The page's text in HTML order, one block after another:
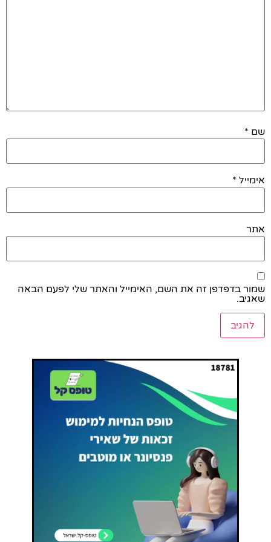
שם *
אימייל *
אתר
שמור בדפדפן זה את השם, האימייל והאתר שלי לפעם הבאה
שאגיב.